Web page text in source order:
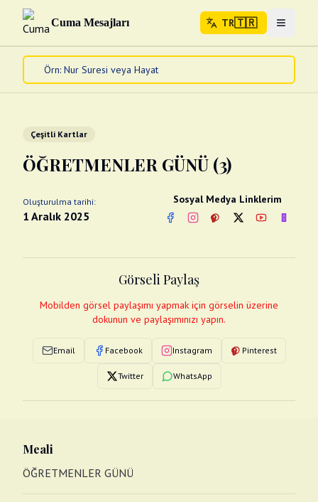
Cuma Mesajları TR🇹🇷 Menuyu
Ana Sayfa
Bayram Mesajları
Diğer
Abdest Videoları
Fotograflar
Çeşitli Kartlar
ÖĞRETMENLER GÜNÜ (3)
Oluşturulma tarihi:
1 Aralık 2025
Sosyal Medya Linklerim
FacebookInstagram
PinterestTwitterYouTube
Görseli Paylaş
Mobilden görsel paylaşımı yapmak için görselin üzerine
dokunun ve paylaşımınızı yapın.
Email Facebook Instagram Pinterest
Twitter WhatsApp
Meali
ÖĞRETMENLER GÜNÜ